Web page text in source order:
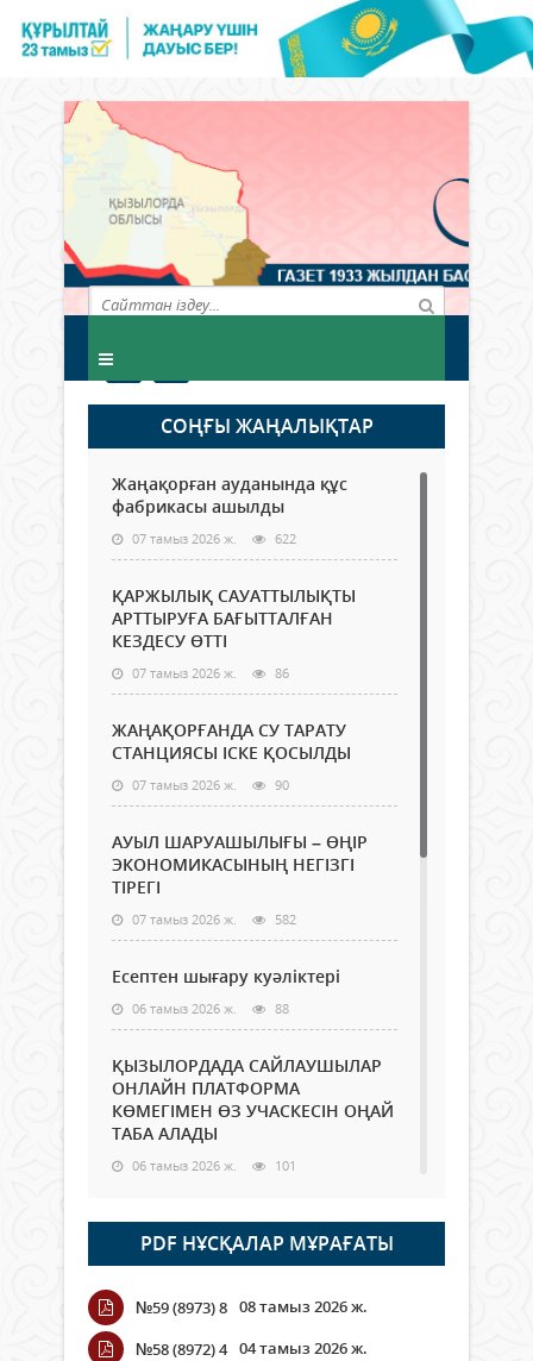
СОҢҒЫ ЖАҢАЛЫҚТАР
Жаңақорған ауданында құс
фабрикасы ашылды
07 тамыз 2026 ж. 622
ҚАРЖЫЛЫҚ САУАТТЫЛЫҚТЫ
АРТТЫРУҒА БАҒЫТТАЛҒАН
КЕЗДЕСУ ӨТТІ
07 тамыз 2026 ж. 86
ЖАҢАҚОРҒАНДА СУ ТАРАТУ
СТАНЦИЯСЫ ІСКЕ ҚОСЫЛДЫ
07 тамыз 2026 ж. 90
АУЫЛ ШАРУАШЫЛЫҒЫ – ӨҢІР
ЭКОНОМИКАСЫНЫҢ НЕГІЗГІ
ТІРЕГІ
07 тамыз 2026 ж. 582
Есептен шығару куәліктері
06 тамыз 2026 ж. 88
ҚЫЗЫЛОРДАДА САЙЛАУШЫЛАР
ОНЛАЙН ПЛАТФОРМА
КӨМЕГІМЕН ӨЗ УЧАСКЕСІН ОҢАЙ
ТАБА АЛАДЫ
06 тамыз 2026 ж. 101
Open Air: Қызылорда облысы
полиция департаменті 20
мыңнан астам көрерменнің
қауіпсіздігін қамтамасыз етті
06 тамыз 2026 ж.
PDF НҰСҚАЛАР МҰРАҒАТЫ
№59 (8973) 8 08 тамыз 2026 ж.
№58 (8972) 4 04 тамыз 2026 ж.